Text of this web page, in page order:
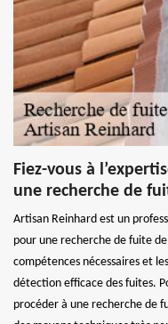
Fiez-vous à
une recherche de
Artisan Reinhard est un
pour une recherche de fuite
compétences nécessaires et
détection efficace des fuites.
procéder à une recherche de